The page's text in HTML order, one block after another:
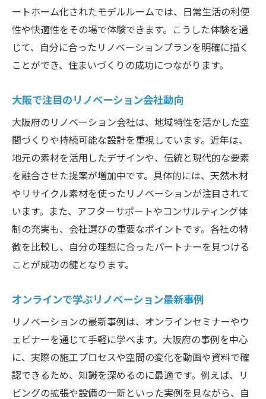
ートホーム化されたモデルルームでは、日常生活の利便
性や快適性をその場で体験できます。こうした体験を通
じて、自分に合ったリノベーションプランを明確に描く
ことができ、住まいづくりの成功につながります。
大阪で注目のリノベーション会社動向
大阪府のリノベーション会社は、地域特性を活かした空
間づくりや持続可能な設計を重視しています。近年は、
地元の素材を活用したデザインや、伝統と現代的な要素
を融合させた提案が増加中です。具体的には、天然木材
やリサイクル素材を使ったリノベーションが注目されて
います。また、アフターサポートやコンサルティング体
制の充実も、会社選びの重要なポイントです。各社の特
徴を比較し、自分の理想に合ったパートナーを見つける
ことが成功の鍵となります。
オンラインで学ぶリノベーション最新事例
リノベーションの最新事例は、オンラインセミナーやウ
ェビナーを通じて手軽に学べます。大阪府の事例を中心
に、実際の施工プロセスや空間の変化を動画や資料で確
認できるため、知識を深めるのに最適です。例えば、リ
ビングの拡張や設備の一新といった実例を見ながら、自